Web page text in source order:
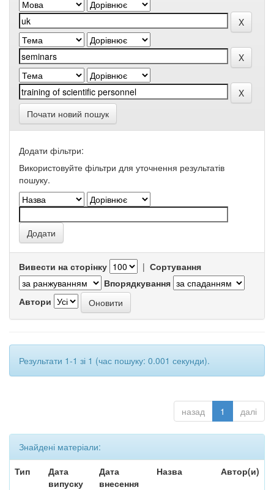
Почати новий пошук
Додати фільтри:
Використовуйте фільтри для уточнення результатів
пошуку.
Вивести на сторінку | Сортування
Впорядкування
Автори
Результати 1-1 зі 1 (час пошуку: 0.001 секунди).
назад 1 далі
Знайдені матеріали:
Тип
Дата
випуску
Дата
внесення
Назва Автор(и)